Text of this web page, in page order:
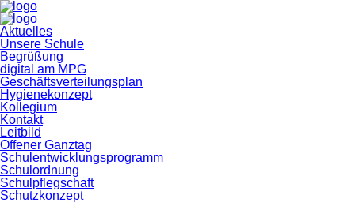
Navigation
überspringen
Aktuelles
Unsere Schule
Begrüßung
digital am MPG
Geschäftsverteilungsplan
Hygienekonzept
Kollegium
Kontakt
Leitbild
Offener Ganztag
Schulentwicklungsprogramm
Schulordnung
Schulpflegschaft
Schutzkonzept